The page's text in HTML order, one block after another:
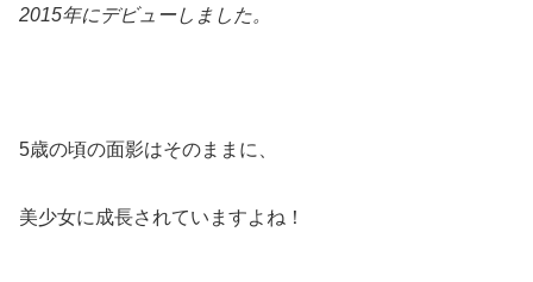
2015年にデビューしました。
5歳の頃の面影はそのままに、
美少女に成長されていますよね！